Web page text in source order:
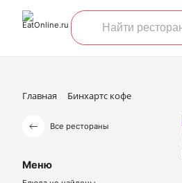
Главная Бинхартс кофе
Все рестораны
Меню